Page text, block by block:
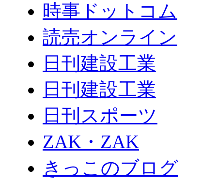
時事ドットコム
読売オンライン
日刊建設工業
日刊建設工業
日刊スポーツ
ZAK・ZAK
きっこのブログ